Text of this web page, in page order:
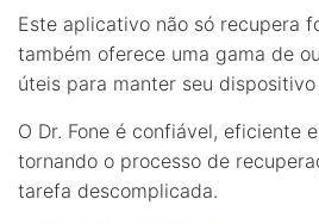
Este aplicativo não só recupera
também oferece uma gama de
úteis para manter seu
O Dr. Fone é confiável, eficiente
tornando o processo de
tarefa descomplicada.